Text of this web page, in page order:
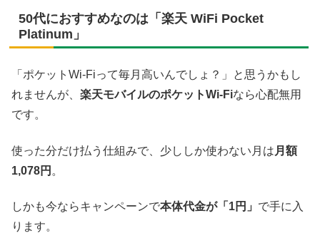
50代におすすめなのは「楽天 WiFi Pocket
Platinum」
「ポケットWi-Fiって毎月高いんでしょ？」と思うかもし
れませんが、 楽天モバイルのポケットWi-Fiなら心配無用
です。
使った分だけ払う仕組みで、少ししか使わない月は 月額
1,078円 。
しかも今ならキャンペーンで本体代金が「1円」 で手に入
ります。